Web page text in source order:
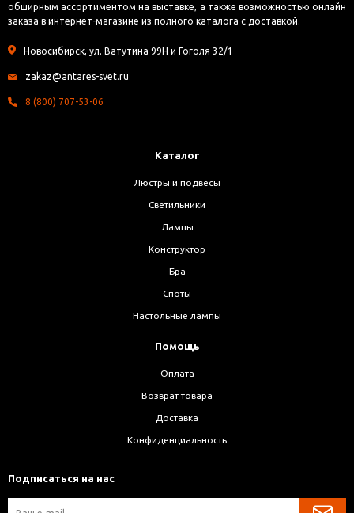
обширным ассортиментом на выставке, а также возможностью онлайн
заказа в интернет-магазине из полного каталога с доставкой.
Новосибирск, ул. Ватутина 99Н и Гоголя 32/1
zakaz@antares-svet.ru
8 (800) 707-53-06
Каталог
Люстры и подвесы
Светильники
Лампы
Конструктор
Бра
Споты
Настольные лампы
Помощь
Оплата
Возврат товара
Доставка
Конфиденциальность
Подписаться на нас